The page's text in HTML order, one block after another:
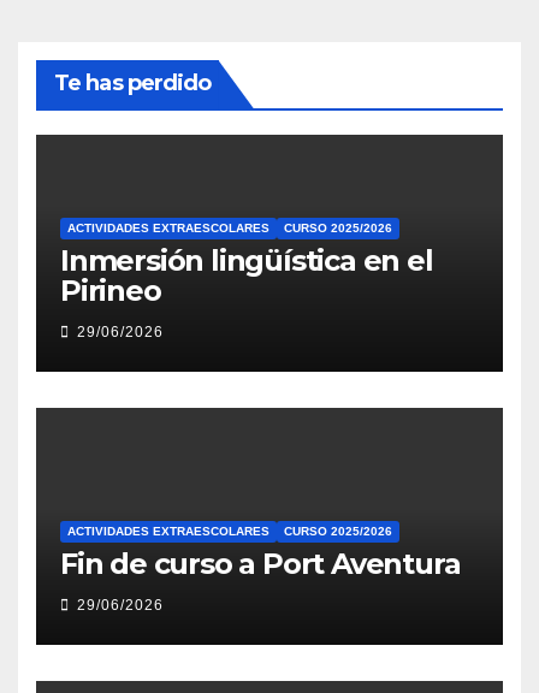
Te has perdido
ACTIVIDADES EXTRAESCOLARES CURSO 2025/2026
Inmersión lingüística en el
Pirineo
29/06/2026
ACTIVIDADES EXTRAESCOLARES CURSO 2025/2026
Fin de curso a Port Aventura
29/06/2026